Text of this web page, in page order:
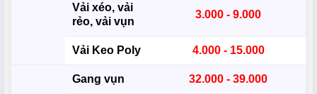
Vải xéo, vải
rẻo, vải vụn
3.000 - 9.000
Vải Keo Poly 4.000 - 15.000
Gang vụn 32.000 - 39.000